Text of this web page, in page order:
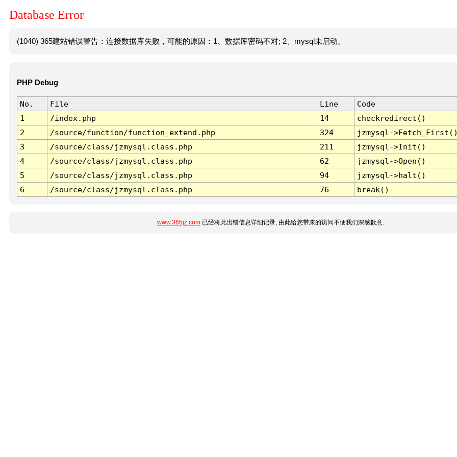
Database Error
(1040) 365建站错误警告：连接数据库失败，可能的原因：1、数据库密码不对; 2、mysql未启动。
PHP Debug
No. File Line
Code
1
/index.php 14
checkredirect()
2
/source/function/function_extend.php 324
jzmysql-
3
/source/class/jzmysql.class.php 211
jzmysql->Init()
4
/source/class/jzmysql.class.php 62
jzmysql->Open()
5
/source/class/jzmysql.class.php 94
jzmysql->halt()
6
/source/class/jzmysql.class.php 76 break()
www.365jz.com已经将此出错信息详细记录, 由此给您带来的访问不便我们深感歉意.